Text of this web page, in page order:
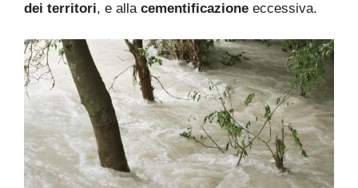
dei territori, e alla cementificazione eccessiva.